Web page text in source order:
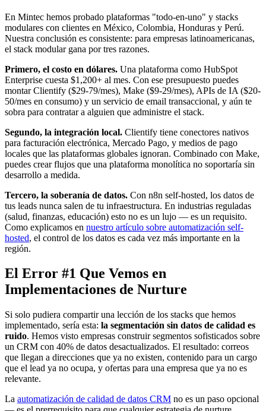
En Mintec hemos probado plataformas "todo-en-uno" y stacks
modulares con clientes en México, Colombia, Honduras y Perú.
Nuestra conclusión es consistente: para empresas latinoamericanas,
el stack modular gana por tres razones.
Primero, el costo en dólares. Una plataforma como HubSpot
Enterprise cuesta $1,200+ al mes. Con ese presupuesto puedes
montar Clientify ($29-79/mes), Make ($9-29/mes), APIs de IA ($20-
50/mes en consumo) y un servicio de email transaccional, y aún te
sobra para contratar a alguien que administre el stack.
Segundo, la integración local. Clientify tiene conectores nativos
para facturación electrónica, Mercado Pago, y medios de pago
locales que las plataformas globales ignoran. Combinado con Make,
puedes crear flujos que una plataforma monolítica no soportaría sin
desarrollo a medida.
Tercero, la soberanía de datos. Con n8n self-hosted, los datos de
tus leads nunca salen de tu infraestructura. En industrias reguladas
(salud, finanzas, educación) esto no es un lujo — es un requisito.
Como explicamos en nuestro artículo sobre automatización self-
hosted, el control de los datos es cada vez más importante en la
región.
El Error #1 Que Vemos en
Implementaciones de Nurture
Si solo pudiera compartir una lección de los stacks que hemos
implementado, sería esta: la segmentación sin datos de calidad es
ruido. Hemos visto empresas construir segmentos sofisticados sobre
un CRM con 40% de datos desactualizados. El resultado: correos
que llegan a direcciones que ya no existen, contenido para un cargo
que el lead ya no ocupa, y ofertas para una empresa que ya no es
relevante.
La automatización de calidad de datos CRM no es un paso opcional